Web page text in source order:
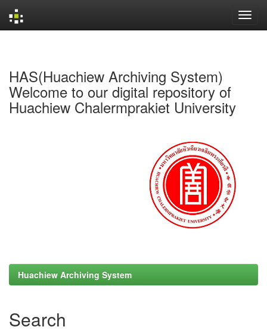
HAS(Huachiew Archiving System)
Welcome to our digital repository of
Huachiew Chalermprakiet University
Huachiew Archiving System
Search